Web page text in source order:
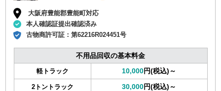
大阪府豊能郡豊能町対応
本人確認証提出確認済み
古物商許可証：第62216R024451号
不用品回収の基本料金
軽トラック 10,000円(税込)～
2トントラック 30,000円(税込)～